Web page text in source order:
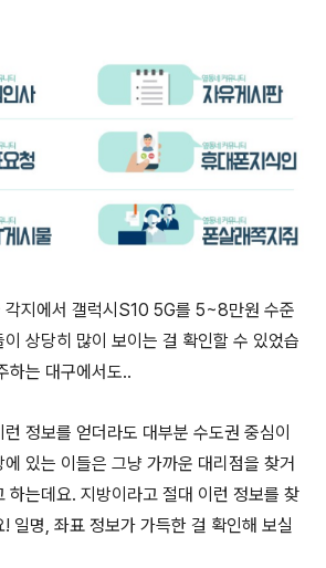
각지에서 갤럭시S10 5G를 5~8만원 수준
상당히 많이 보이는 걸 확인할 수 있었습
하는 대구에서도..
정보를 얻더라도 대부분 수도권 중심이
있는 이들은 그냥 가까운 대리점을 찾거
하는데요. 지방이라고 절대 이런 정보를 찾
일명, 좌표 정보가 가득한 걸 확인해 보실